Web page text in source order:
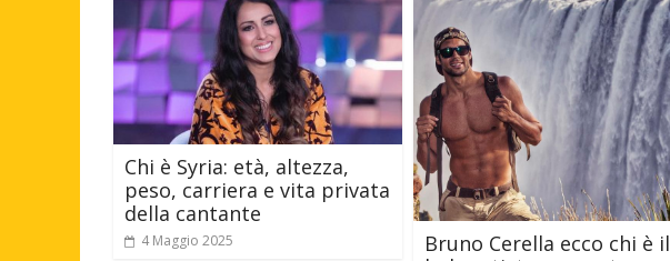
Chi è Syria: età, altezza,
peso, carriera e vita privata
della cantante
4 Maggio 2025
Bruno Cerella ecco chi è il